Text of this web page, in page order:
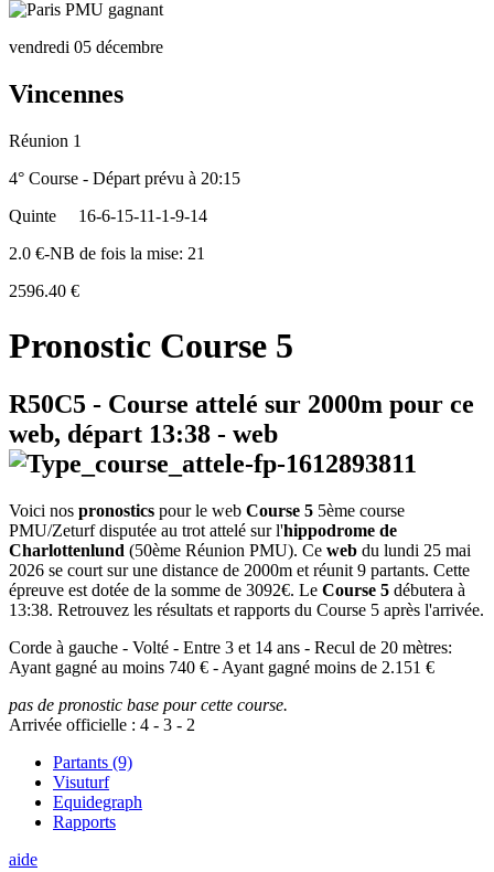
vendredi 05 décembre
Vincennes
Réunion 1
4° Course - Départ prévu à 20:15
Quinte
16-6-15-11-1-9-14
2.0 €-NB de fois la mise: 21
2596.40 €
Pronostic Course 5
R50C5 - Course attelé sur 2000m pour ce
web, départ 13:38 - web
Voici nos pronostics pour le web Course 5 5ème course
PMU/Zeturf disputée au trot attelé sur l'hippodrome de
Charlottenlund (50ème Réunion PMU). Ce web du lundi 25 mai
2026 se court sur une distance de 2000m et réunit 9 partants. Cette
épreuve est dotée de la somme de 3092€. Le Course 5 débutera à
13:38. Retrouvez les résultats et rapports du Course 5 après l'arrivée.
Corde à gauche - Volté - Entre 3 et 14 ans - Recul de 20 mètres:
Ayant gagné au moins 740 € - Ayant gagné moins de 2.151 €
pas de pronostic base pour cette course.
Arrivée officielle : 4 - 3 - 2
Partants (9)
Visuturf
Equidegraph
Rapports
aide